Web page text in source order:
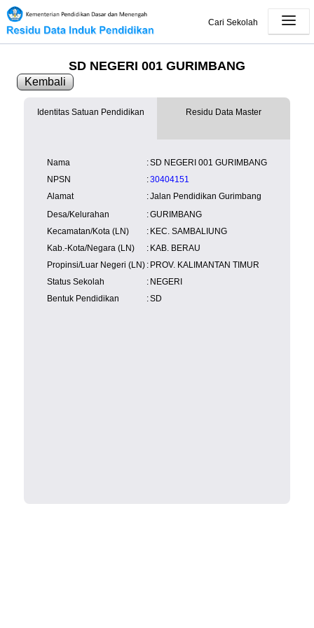
Cari Sekolah
SD NEGERI 001 GURIMBANG
Kembali
Identitas Satuan Pendidikan
Nama :SD NEGERI 001 GURIMBANG
NPSN
:30404151
Alamat
:Jalan Pendidikan Gurimbang
Desa/Kelurahan
:GURIMBANG
Kecamatan/Kota (LN)
: KEC. SAMBALIUNG
Kab.-Kota/Negara (LN)
: KAB. BERAU
Propinsi/Luar Negeri (LN) : PROV. KALIMANTAN TIMUR
Status Sekolah
: NEGERI
Bentuk Pendidikan
:SD
Residu Data Master